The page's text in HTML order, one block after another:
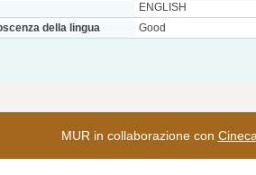
ENGLISH
della lingua
Good
MUR in collaborazione con